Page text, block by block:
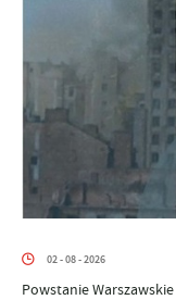
02 - 08 - 2026
Powstanie